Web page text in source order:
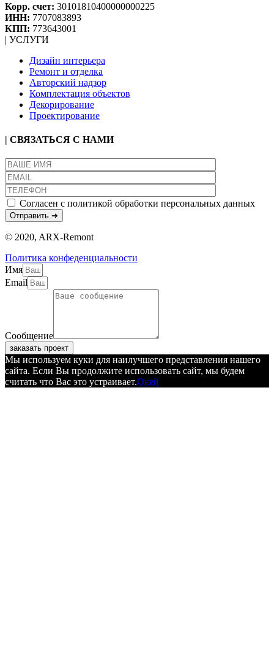
Корр. счет: 30101810400000000225
ИНН: 7707083893
КПП: 773643001
| УСЛУГИ
Дизайн интерьера
Ремонт и отделка
Авторский надзор
Комплектация объектов
Декорирование
Проектирование
| СВЯЗАТЬСЯ С НАМИ
Согласен с политикой обработки персональных данных
© 2020, ARX-Remont
Политика конфеденциальности
Имя
Email
Сообщение
заказать проект
Мы используем куки для наилучшего представления нашего
сайта. Если Вы продолжите использовать сайт, мы будем
считать что Вас это устраивает.Окей